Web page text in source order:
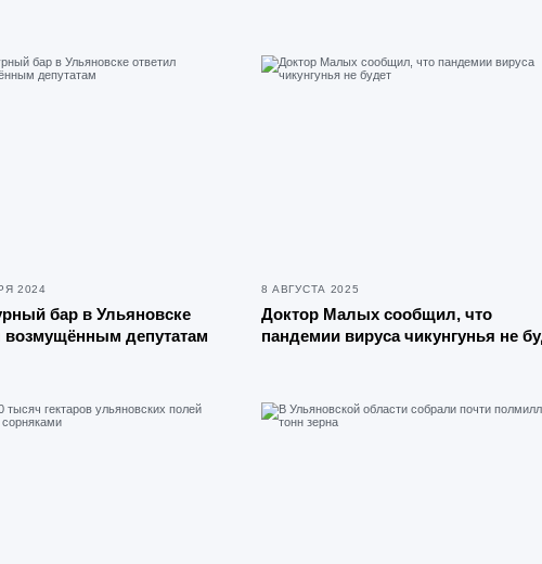
2024
бар в Ульяновске
возмущённым депутатам
8 АВГУСТА 2025
Доктор Малых сообщил, что
пандемии вируса чикунгунья не